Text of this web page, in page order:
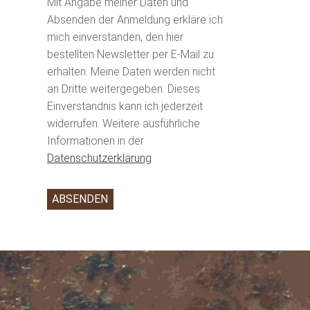
Absenden der Anmeldung erkläre ich
mich einverstanden, den hier
bestellten Newsletter per E-Mail zu
erhalten. Meine Daten werden nicht
an Dritte weitergegeben. Dieses
Einverständnis kann ich jederzeit
widerrufen. Weitere ausführliche
Informationen in der
Datenschutzerklärung